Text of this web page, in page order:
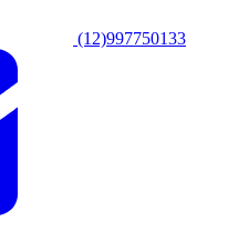
(12)997750133